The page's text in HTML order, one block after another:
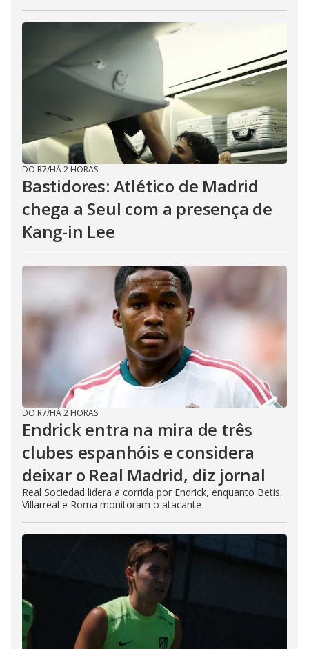
DO R7/HÁ 2 HORAS
Bastidores: Atlético de Madrid
chega a Seul com a presença de
Kang-in Lee
DO R7/HÁ 2 HORAS
Endrick entra na mira de três
clubes espanhóis e considera
deixar o Real Madrid, diz jornal
Real Sociedad lidera a corrida por Endrick, enquanto Betis,
Villarreal e Roma monitoram o atacante